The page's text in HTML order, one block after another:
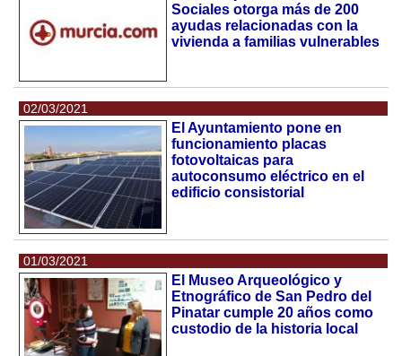
Sociales otorga más de 200
ayudas relacionadas con la
vivienda a familias vulnerables
02/03/2021
El Ayuntamiento pone en
funcionamiento placas
fotovoltaicas para
autoconsumo eléctrico en el
edificio consistorial
01/03/2021
El Museo Arqueológico y
Etnográfico de San Pedro del
Pinatar cumple 20 años como
custodio de la historia local